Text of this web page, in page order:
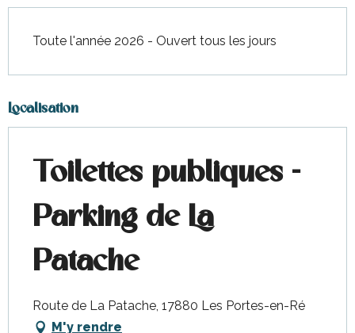
Toute l'année 2026 - Ouvert tous les jours
Localisation
Toilettes publiques -
Parking de La
Patache
Route de La Patache, 17880 Les Portes-en-Ré
M'y rendre